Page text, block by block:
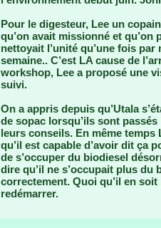
Pour le digesteur, Lee un
qu’on avait missionné et qu’on
nettoyait l’unité qu’une fois
semaine.. C’est LA cause de
workshop, Lee a proposé une
suivi.
On a appris depuis qu’Utala
de sopac lorsqu’ils sont
leurs conseils. En même
qu’il est capable d’avoir dit ça
de s’occuper du biodiesel
dire qu’il ne s’occupait plus du
correctement. Quoi qu’il en
redémarrer.